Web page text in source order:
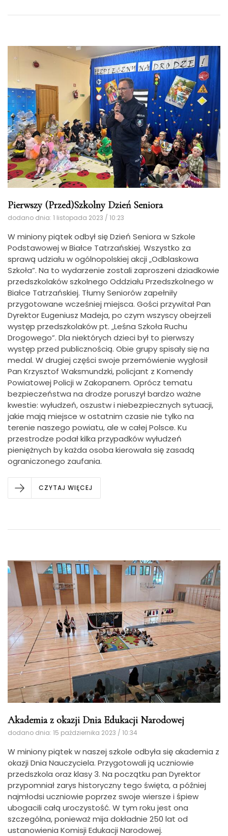
Pierwszy (Przed)Szkolny Dzień Seniora
dodano dnia: 1 listopada 2023 / 10:23
W miniony piątek odbył się Dzień Seniora w Szkole
Podstawowej w Białce Tatrzańskiej. Wszystko za
sprawą udziału w ogólnopolskiej akcji „Odblaskowa
Szkoła”. Na to wydarzenie zostali zaproszeni dziadkowie
przedszkolaków szkolnego Oddziału Przedszkolnego w
Białce Tatrzańskiej. Tłumy Seniorów zapełniły
przygotowane wcześniej miejsca. Gości przywitał Pan
Dyrektor Eugeniusz Madeja, po czym wszyscy obejrzeli
występ przedszkolaków pt. „Leśna Szkoła Ruchu
Drogowego”. Dla niektórych dzieci był to pierwszy
występ przed publicznością. Obie grupy spisały się na
medal. W drugiej części swoje przemówienie wygłosił
Pan Krzysztof Waksmundzki, policjant z Komendy
Powiatowej Policji w Zakopanem. Oprócz tematu
bezpieczeństwa na drodze poruszył bardzo ważne
kwestie: wyłudzeń, oszustw i niebezpiecznych sytuacji,
jakie mają miejsce w ostatnim czasie nie tylko na
terenie naszego powiatu, ale w całej Polsce. Ku
przestrodze podał kilka przypadków wyłudzeń
pieniężnych by każda osoba kierowała się zasadą
ograniczonego zaufania.
CZYTAJ WIĘCEJ
Akademia z okazji Dnia Edukacji Narodowej
dodano dnia: 15 października 2023 / 10:34
W miniony piątek w naszej szkole odbyła się akademia z
okazji Dnia Nauczyciela. Przygotowali ją uczniowie
przedszkola oraz klasy 3. Na początku pan Dyrektor
przypomniał zarys historyczny tego święta, a później
najmłodsi uczniowie poprzez swoje wiersze i śpiew
ubogacili całą uroczystość. W tym roku jest ona
szczególna, ponieważ mija dokładnie 250 lat od
ustanowienia Komisji Edukacji Narodowej.